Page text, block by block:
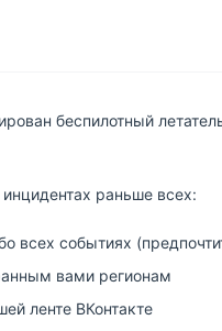
беспилотный
раньше всех:
всех событиях
вами регионам
ленте ВКонтакте